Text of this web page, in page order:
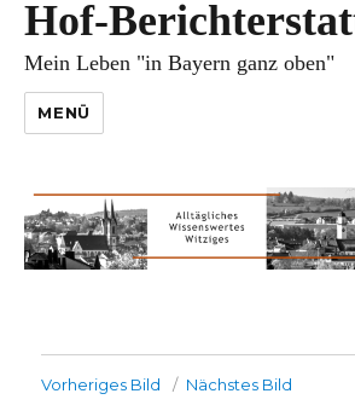
Hof-
Mein Leben "in Bayern ganz oben"
MENÜ
Vorheriges Bild Nächstes Bild